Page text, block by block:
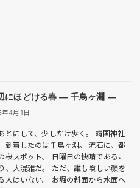
にほどける春 ― 千鳥ヶ淵 ―
4月1日
とにして、少しだけ歩く。 靖国神社
到着したのは千鳥ヶ淵。 流石に、都
桜スポット。 日曜日の快晴であるこ
、大混雑だ。 ただ、誰も険しい顔を
人はいない。 お堀の斜面から水面へ